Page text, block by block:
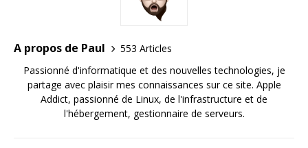
A propos de Paul
553 Articles
Passionné d'informatique et des nouvelles technologies, je
partage avec plaisir mes connaissances sur ce site. Apple
Addict, passionné de Linux, de l'infrastructure et de
l'hébergement, gestionnaire de serveurs.